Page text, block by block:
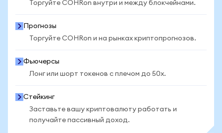
Торгуйте COHRon внутри и между блокчейнами.
Прогнозы
Торгуйте COHRon и на рынках криптопрогнозов.
Фьючерсы
Лонг или шорт токенов с плечом до 50x.
Стейкинг
Заставьте вашу криптовалюту работать и
получайте пассивный доход.